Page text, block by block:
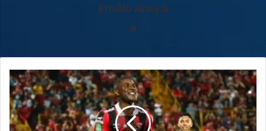
Emilio Araya
Oficial:
Joel
Campbell
regresa
a